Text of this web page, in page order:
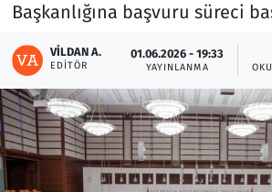
Başkanlığına başvuru süreci
VILDAN A.
EDITÖR
01.06.2026 - 19:33
YAYINLANMA
Otomobil
Oyun